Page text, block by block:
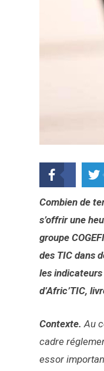
Combien de
s’offrir une
groupe
des TIC dans
les indicateurs
d’Afric’TIC,
Contexte. Au
cadre
essor